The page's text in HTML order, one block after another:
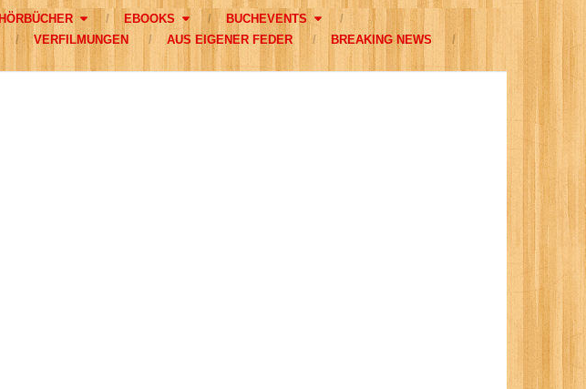
EBOOKS
BUCHEVENTS
VERFILMUNGEN AUS EIGENER FEDER
BREAKING NEWS